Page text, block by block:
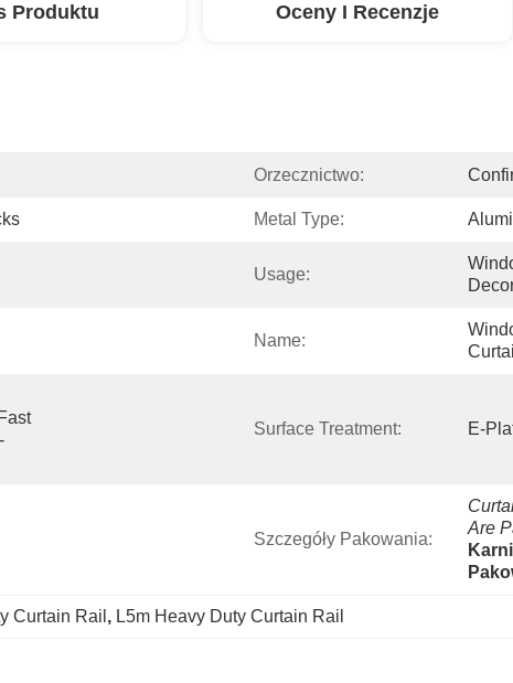
Produktu Oceny I Recenzje
Orzecznictwo:
Metal Type:
Usage:
Name:
Surface Treatment: E-
Szczegóły Pakowania:
Are
Curtain Rail , L5m Heavy Duty Curtain Rail